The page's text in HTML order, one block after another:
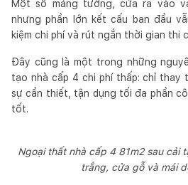
Một số mảng tường, cửa ra vào
nhưng phần lớn kết cấu ban đầu
kiệm chi phí và rút ngắn thời gian thi
Đây cũng là một trong những
tạo nhà cấp 4 chi phí thấp: chỉ thay
sự cần thiết, tận dụng tối đa phần
tốt.
Ngoại thất nhà cấp 4 81m2 sau cải
trắng, cửa gỗ và mái